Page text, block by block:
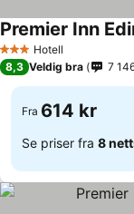
3 StjernerHotell
8,3 Veldig bra 7
Fra 614 kr
Se priser fra 8